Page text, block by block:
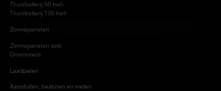
Thuisbatterij 50 kwh
Thuisbatterij 100 kwh
Zonnepanelen
Zonnepanelen sets
Omvormers
Laadpalen
Aansluiten, besturen en meten